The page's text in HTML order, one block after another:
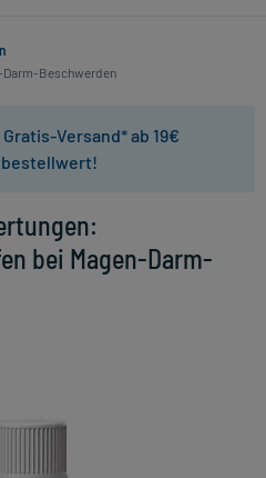
Darm-Beschwerden
Gratis-Versand* ab 19€
bei Magen-Darm-